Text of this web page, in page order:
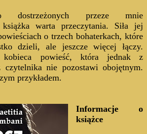
przeze mnie
warta przeczytania. Siła jej
o trzech bohaterkach, które
dzieli, ale jeszcze więcej łączy.
kobieca powieść, która jednak z
czytelnika nie pozostawi obojętnym.
przykładem.
Informacje o
książce